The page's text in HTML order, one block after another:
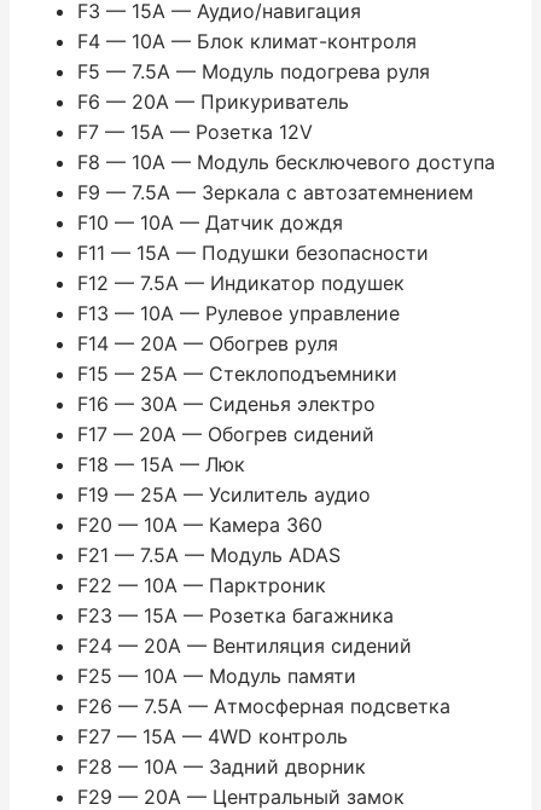
F3 — 15A — Аудио/навигация
F4 — 10A — Блок климат-контроля
F5 — 7.5A — Модуль подогрева руля
F6 — 20A — Прикуриватель
F7 — 15A — Розетка 12V
F8 — 10A — Модуль бесключевого доступа
F9 — 7.5A — Зеркала с автозатемнением
F10 — 10A — Датчик дождя
F11 — 15A — Подушки безопасности
F12 — 7.5A — Индикатор подушек
F13 — 10A — Рулевое управление
F14 — 20A — Обогрев руля
F15 — 25A — Стеклоподъемники
F16 — 30A — Сиденья электро
F17 — 20A — Обогрев сидений
F18 — 15A — Люк
F19 — 25A — Усилитель аудио
F20 — 10A — Камера 360
F21 — 7.5A — Модуль ADAS
F22 — 10A — Парктроник
F23 — 15A — Розетка багажника
F24 — 20A — Вентиляция сидений
F25 — 10A — Модуль памяти
F26 — 7.5A — Атмосферная подсветка
F27 — 15A — 4WD контроль
F28 — 10A — Задний дворник
F29 — 20A — Центральный замок